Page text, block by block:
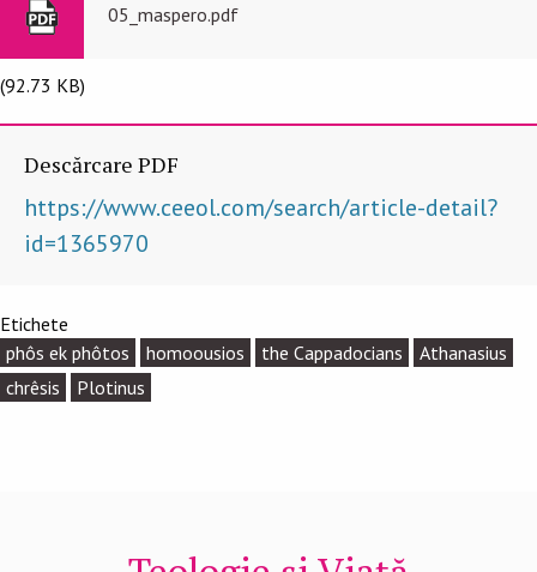
05_maspero.pdf
(92.73 KB)
Descărcare PDF
https://www.ceeol.com/search/article-detail?
id=1365970
Etichete
phôs ek phôtos
homoousios the Cappadocians
Athanasius
chrêsis
Plotinus